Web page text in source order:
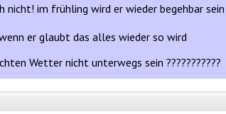
im frühling wird er wieder begehbar
er glaubt das alles wieder so wird
Wetter nicht unterwegs sein ???????????